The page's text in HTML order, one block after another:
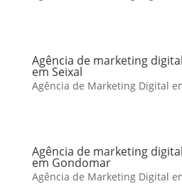
Agência de marketing
em Seixal
Agência de Marketing Digital
Agência de marketing
em Gondomar
Agência de Marketing Digital